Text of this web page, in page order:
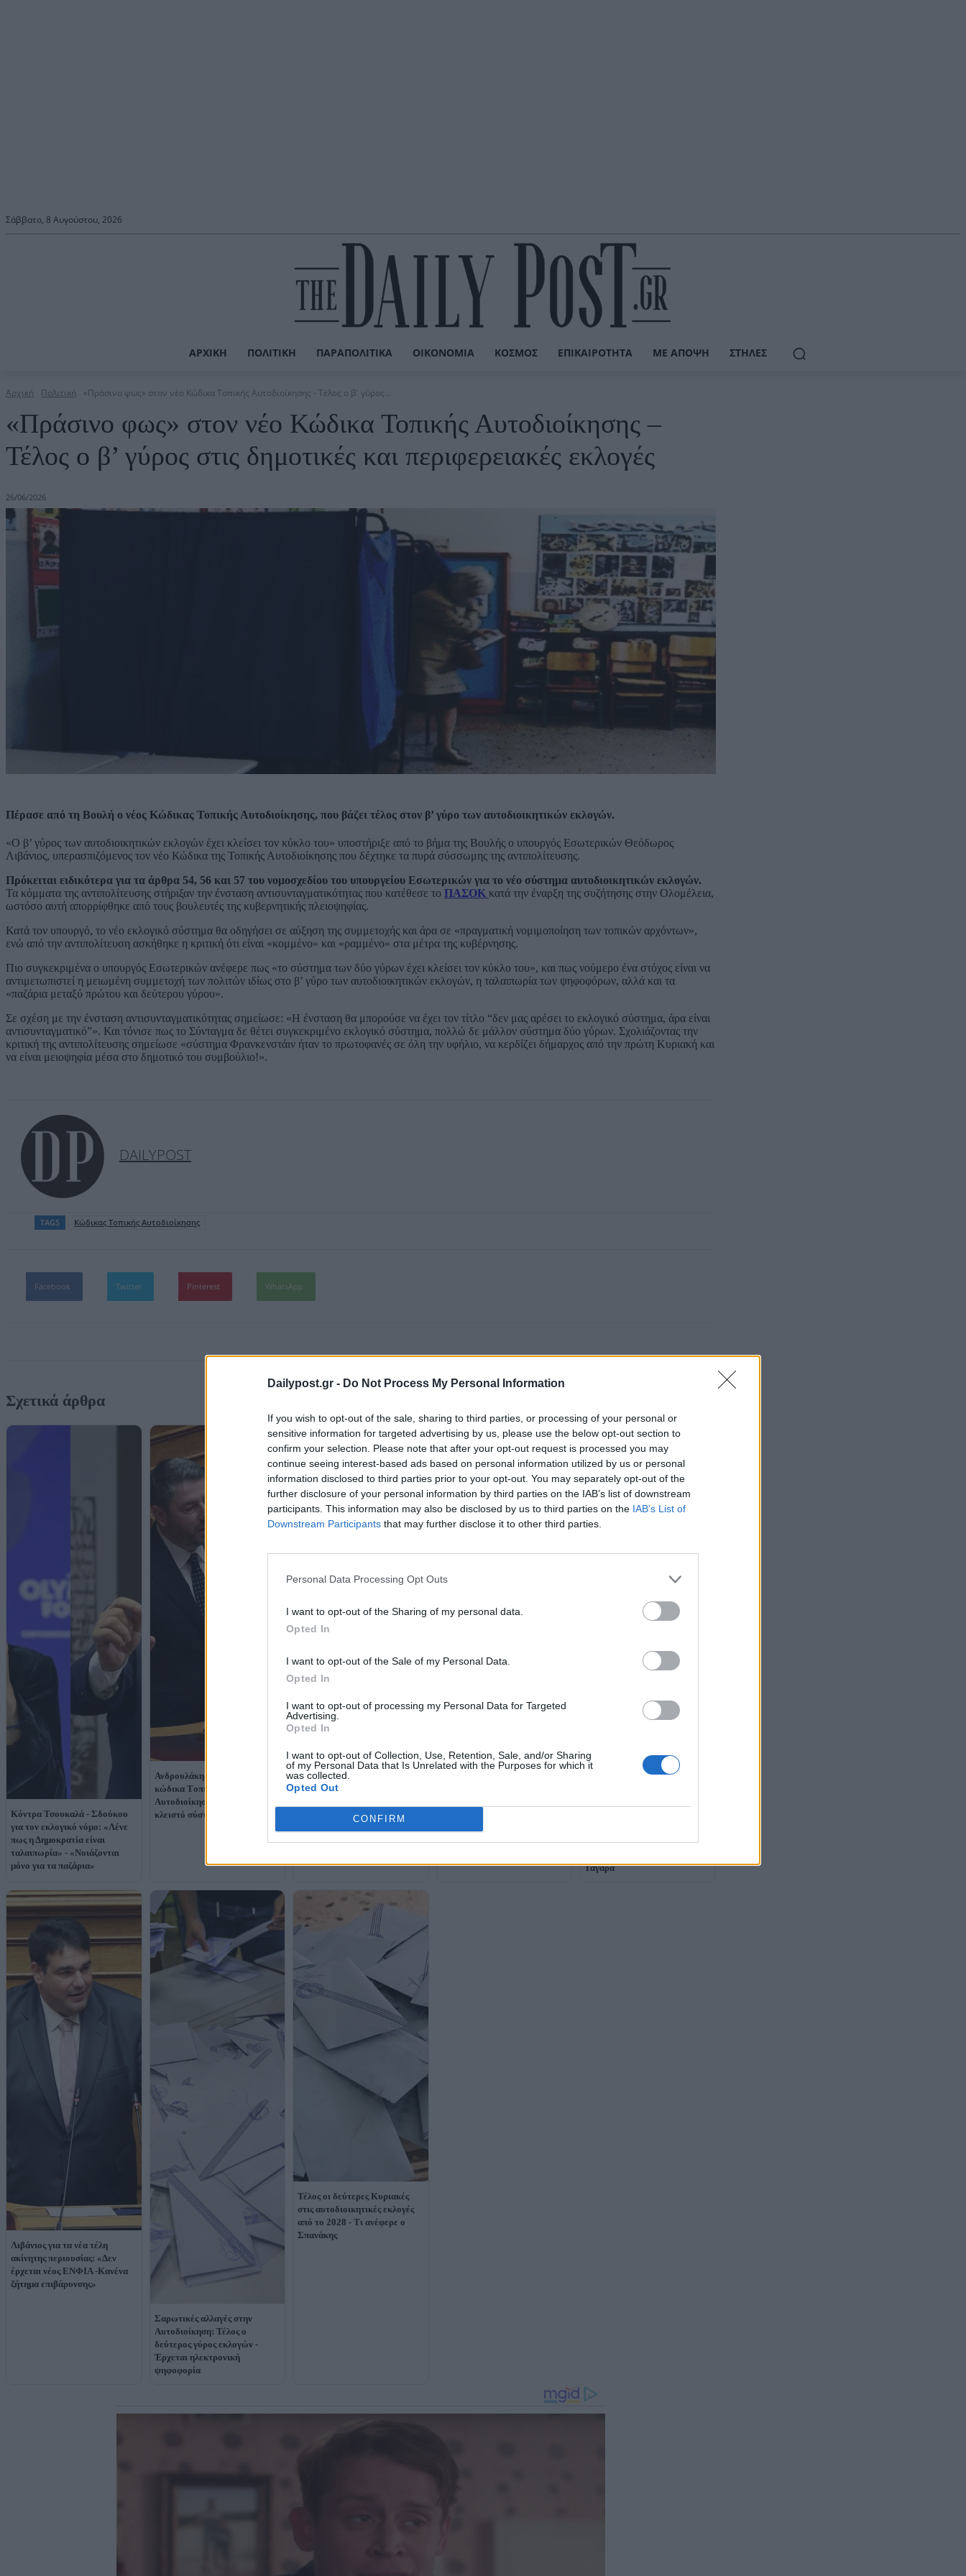
Dailypost.gr - Do Not Process My Personal Information
If you wish to opt-out of the sale, sharing to third parties, or processing of your personal or
sensitive information for targeted advertising by us, please use the below opt-out section to
confirm your selection. Please note that after your opt-out request is processed you may
continue seeing interest-based ads based on personal information utilized by us or personal
information disclosed to third parties prior to your opt-out. You may separately opt-out of the
further disclosure of your personal information by third parties on the IAB’s list of downstream
participants. This information may also be disclosed by us to third parties on the IAB’s List of
Downstream Participants that may further disclose it to other third parties.
Personal Data Processing Opt Outs
I want to opt-out of the Sharing of my personal data.
Opted In
I want to opt-out of the Sale of my Personal Data.
Opted In
I want to opt-out of processing my Personal Data for Targeted
Advertising.
Opted In
I want to opt-out of Collection, Use, Retention, Sale, and/or Sharing
of my Personal Data that Is Unrelated with the Purposes for which it
was collected.
Opted Out
CONFIRM
Σάββατο, 8 Αυγούστου, 2026
ΑΡΧΙΚΉ ΠΟΛΙΤΙΚΉ ΠΑΡΑΠΟΛΙΤΙΚΆ ΟΙΚΟΝΟΜΊΑ ΚΌΣΜΟΣ ΕΠΙΚΑΙΡΌΤΗΤΑ ΜΕ ΆΠΟΨΗ ΣΤΉΛΕΣ
Αρχική Πολιτική «Πράσινο φως» στον νέο Κώδικα Τοπικής Αυτοδιοίκησης - Τέλος ο β' γύρος...
«Πράσινο φως» στον νέο Κώδικα Τοπικής Αυτοδιοίκησης –
Τέλος ο β’ γύρος στις δημοτικές και περιφερειακές εκλογές
26/06/2026
Πέρασε από τη Βουλή ο νέος Κώδικας Τοπικής Αυτοδιοίκησης, που βάζει τέλος στον β’ γύρο των αυτοδιοικητικών εκλογών.
«Ο β’ γύρος των αυτοδιοικητικών εκλογών έχει κλείσει τον κύκλο του» υποστήριξε από το βήμα της Βουλής ο υπουργός Εσωτερικών Θεόδωρος
Λιβάνιος, υπερασπιζόμενος τον νέο Κώδικα της Τοπικής Αυτοδιοίκησης που δέχτηκε τα πυρά σύσσωμης της αντιπολίτευσης.
Πρόκειται ειδικότερα για τα άρθρα 54, 56 και 57 του νομοσχεδίου του υπουργείου Εσωτερικών για το νέο σύστημα αυτοδιοικητικών εκλογών.
Τα κόμματα της αντιπολίτευσης στήριξαν την ένσταση αντισυνταγματικότητας που κατέθεσε το ΠΑΣΟΚ κατά την έναρξη της συζήτησης στην Ολομέλεια,
ωστόσο αυτή απορρίφθηκε από τους βουλευτές της κυβερνητικής πλειοψηφίας.
Κατά τον υπουργό, το νέο εκλογικό σύστημα θα οδηγήσει σε αύξηση της συμμετοχής και άρα σε «πραγματική νομιμοποίηση των τοπικών αρχόντων»,
ενώ από την αντιπολίτευση ασκήθηκε η κριτική ότι είναι «κομμένο» και «ραμμένο» στα μέτρα της κυβέρνησης.
Πιο συγκεκριμένα ο υπουργός Εσωτερικών ανέφερε πως «το σύστημα των δύο γύρων έχει κλείσει τον κύκλο του», και πως νούμερο ένα στόχος είναι να
αντιμετωπιστεί η μειωμένη συμμετοχή των πολιτών ιδίως στο β’ γύρο των αυτοδιοικητικών εκλογών, η ταλαιπωρία των ψηφοφόρων, αλλά και τα
«παζάρια μεταξύ πρώτου και δεύτερου γύρου».
Σε σχέση με την ένσταση αντισυνταγματικότητας σημείωσε: «Η ένσταση θα μπορούσε να έχει τον τίτλο “δεν μας αρέσει το εκλογικό σύστημα, άρα είναι
αντισυνταγματικό”». Και τόνισε πως το Σύνταγμα δε θέτει συγκεκριμένο εκλογικό σύστημα, πολλώ δε μάλλον σύστημα δύο γύρων. Σχολιάζοντας την
κριτική της αντιπολίτευσης σημείωσε «σύστημα Φρανκενστάιν ήταν το πρωτοφανές σε όλη την υφήλιο, να κερδίζει δήμαρχος από την πρώτη Κυριακή και
να είναι μειοψηφία μέσα στο δημοτικό του συμβούλιο!».
DAILYPOST
TAGS Κώδικας Τοπικής Αυτοδιοίκησης
Facebook Twitter Pinterest WhatsApp
Σχετικά άρθρα
Κόντρα Τσουκαλά - Σδούκου
για τον εκλογικό νόμο: «Λένε
πως η Δημοκρατία είναι
ταλαιπωρία» - «Νοιάζονται
μόνο για τα παζάρια»
Ανδρουλάκης για τον νέο
κώδικα Tοπικής
Aυτοδιοίκησης: «Είναι ένα
κλειστό σύστημα εξουσίας»
Έρχονται αλλαγές στα
δημοτικά τέλη: Δεν θα
εισπράττονται πλέον μέσω των
νέος Κώδικας Χωροταξίας –
Ταγαρά
Λιβάνιος για τα νέα τέλη
ακίνητης περιουσίας: «Δεν
έρχεται νέος ΕΝΦΙΑ -Kανένα
ζήτημα επιβάρυνσης»
Σαρωτικές αλλαγές στην
Αυτοδιοίκηση: Τέλος ο
δεύτερος γύρος εκλογών -
Έρχεται ηλεκτρονική
ψηφοφορία
Τέλος οι δεύτερες Κυριακές
στις αυτοδιοικητικές εκλογές
από το 2028 - Τι ανέφερε ο
Σπανάκης